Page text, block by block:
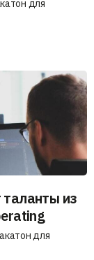
для
таланты из
для